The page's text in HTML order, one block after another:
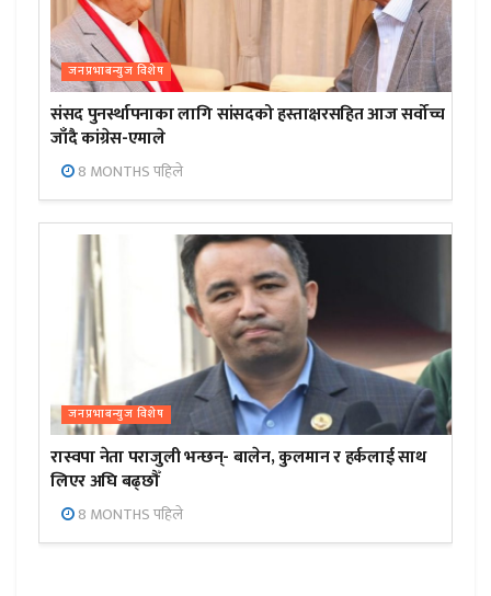
जनप्रभाबन्युज विशेष
संसद पुनर्स्थापनाका लागि सांसदको हस्ताक्षरसहित आज सर्वोच्च
जाँदै कांग्रेस-एमाले
8 MONTHS पहिले
जनप्रभाबन्युज विशेष
रास्वपा नेता पराजुली भन्छन्- बालेन, कुलमान र हर्कलाई साथ
लिएर अघि बढ्छौँ
8 MONTHS पहिले